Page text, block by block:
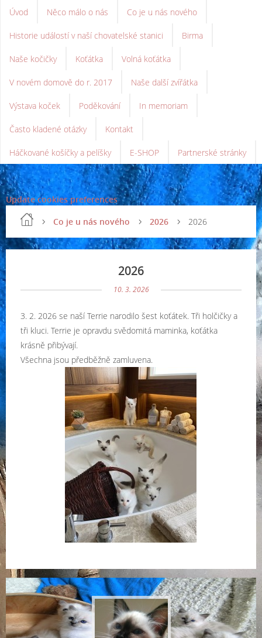
Úvod Něco málo o nás Co je u nás nového
Historie událostí v naší chovatelské stanici Birma
Naše kočičky Koťátka Volná koťátka
V novém domově do r. 2017 Naše další zvířátka
Výstava koček Poděkování In memoriam
Často kladené otázky Kontakt
Háčkované košíčky a pelíšky E-SHOP Partnerské stránky
Update cookies preferences
Co je u nás nového
2026 2026
2026
10. 3. 2026
3. 2. 2026 se naší Terrie narodilo šest koťátek. Tři holčičky a
tři kluci. Terrie je opravdu svědomitá maminka, koťátka
krásně přibývají.
Všechna jsou předběžně zamluvena.